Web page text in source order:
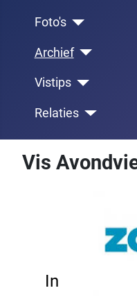
Foto's
Archief
Vistips
Relaties
Vis
In